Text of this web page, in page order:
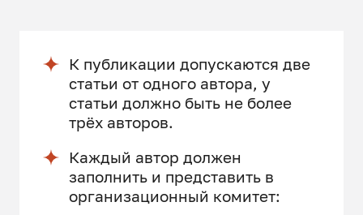
К публикации допускаются две
статьи от одного автора, у
статьи должно быть не более
трёх авторов.
Каждый автор должен
заполнить и представить в
организационный комитет: